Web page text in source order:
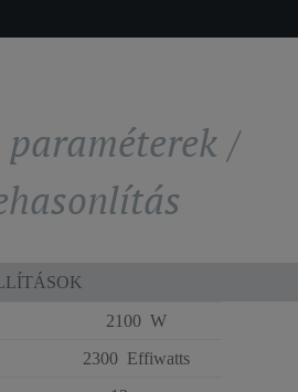
/
2100 W
2300 Effiwatts